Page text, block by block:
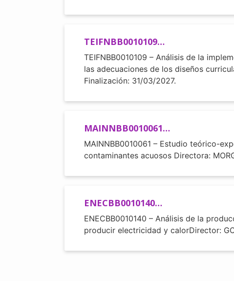
TEIFNBB0010109…
TEIFNBB0010109 – Análisis de la
las adecuaciones de los diseños
Finalización: 31/03/2027.
MAINNBB0010061…
MAINNBB0010061 – Estudio teórico-
contaminantes acuosos Directora:
ENECBB0010140…
ENECBB0010140 – Análisis de la
producir electricidad y calorDirector: